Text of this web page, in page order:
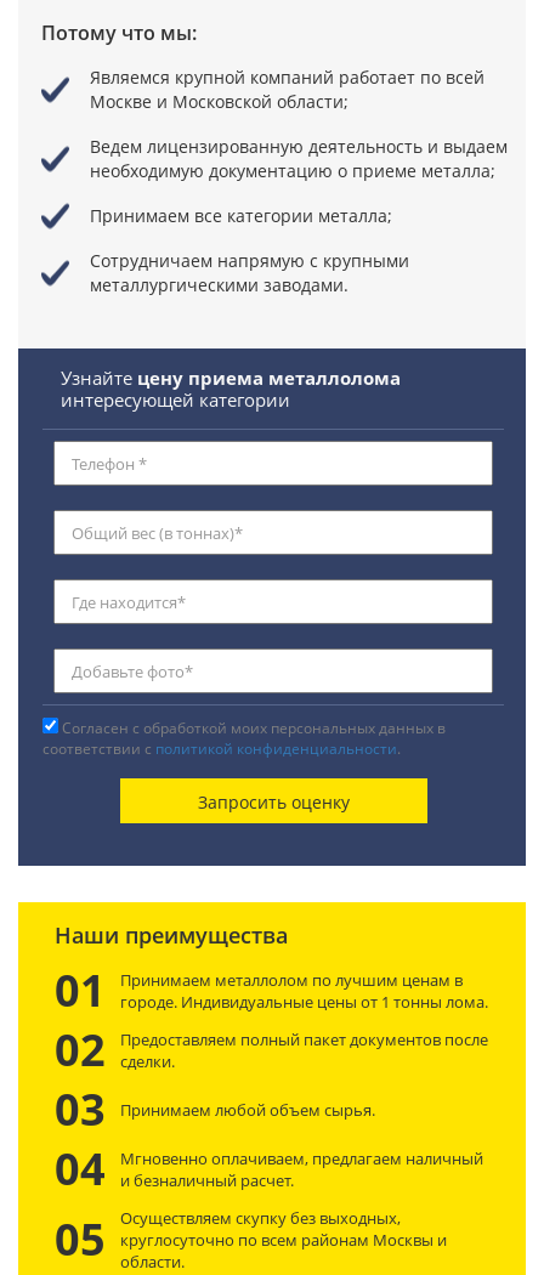
Потому что мы:
Являемся крупной компаний работает по всей
Москве и Московской области;
Ведем лицензированную деятельность и выдаем
необходимую документацию о приеме металла;
Принимаем все категории металла;
Сотрудничаем напрямую с крупными
металлургическими заводами.
Узнайте цену приема металлолома
интересующей категории
Согласен с обработкой моих персональных данных в
соответствии с политикой конфиденциальности.
Наши преимущества
01
Принимаем металлолом по лучшим ценам в
городе. Индивидуальные цены от 1 тонны лома.
02
Предоставляем полный пакет документов после
сделки.
03 Принимаем любой объем сырья.
04
Мгновенно оплачиваем, предлагаем наличный
и безналичный расчет.
05
Осуществляем скупку без выходных,
круглосуточно по всем районам Москвы и
области.